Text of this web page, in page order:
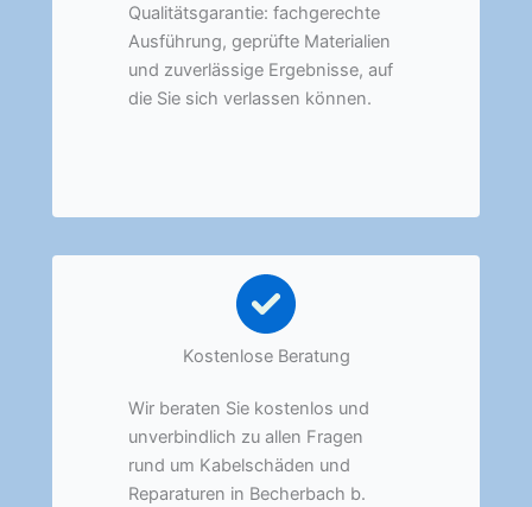
Qualitätsgarantie: fachgerechte
Ausführung, geprüfte Materialien
und zuverlässige Ergebnisse, auf
die Sie sich verlassen können.
Kostenlose Beratung
Wir beraten Sie kostenlos und
unverbindlich zu allen Fragen
rund um Kabelschäden und
Reparaturen in Becherbach b.